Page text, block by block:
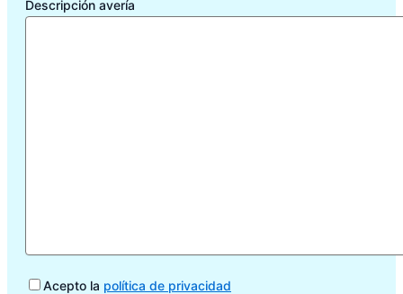
Descripción avería
Acepto la política de privacidad